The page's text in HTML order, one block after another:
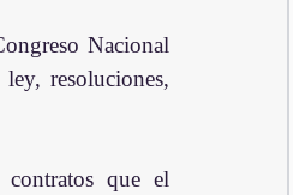
Nacional
resoluciones,
contratos que el